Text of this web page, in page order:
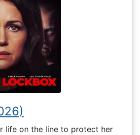
life on the line to protect her